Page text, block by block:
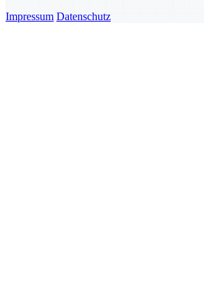
Impressum Datenschutz